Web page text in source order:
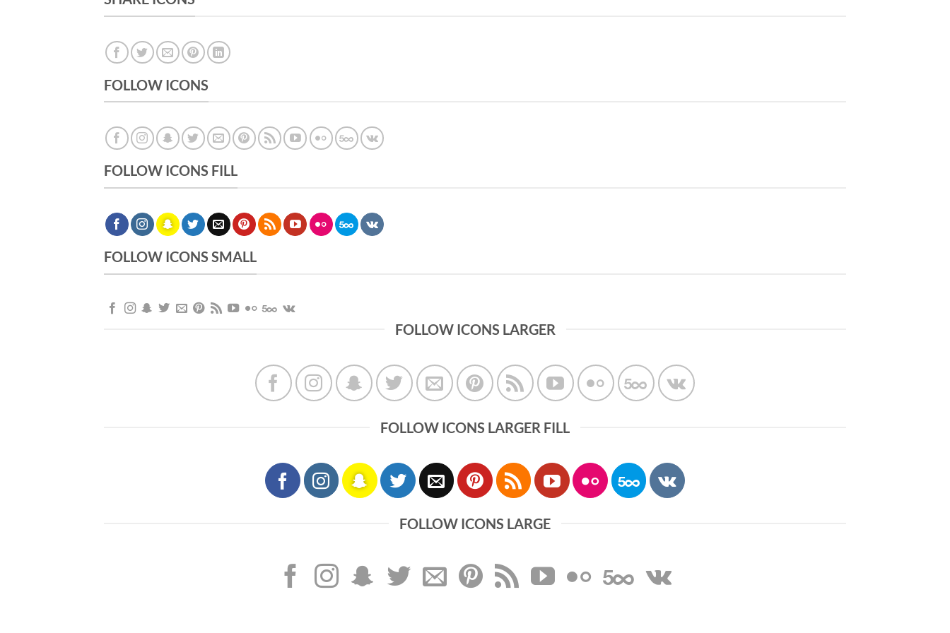
FOLLOW ICONS
FOLLOW ICONS FILL
FOLLOW ICONS SMALL
FOLLOW ICONS LARGER
FOLLOW ICONS LARGER FILL
FOLLOW ICONS LARGE